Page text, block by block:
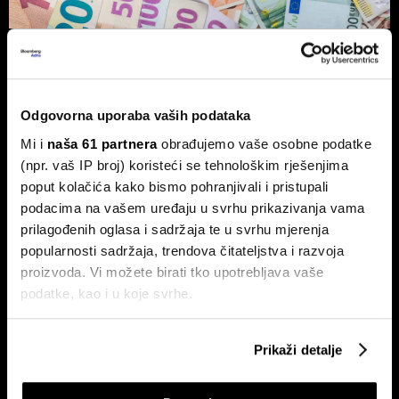
Odgovorna uporaba vaših podataka
Mi i naša 61 partneraobrađujemo vaše osobne podatke
(npr. vaš IP broj) koristeći se tehnološkim rješenjima
poput kolačića kako bismo pohranjivali i pristupali
podacima na vašem uređaju u svrhu prikazivanja vama
prilagođenih oglasa i sadržaja te u svrhu mjerenja
popularnosti sadržaja, trendova čitateljstva i razvoja
proizvoda. Vi možete birati tko upotrebljava vaše
podatke, kao i u koje svrhe.
Prikupljati podatke o vašoj geografskoj lokaciji,
koji mogu biti precizni do radijusa od nekoliko metara
Prikaži detalje
Vlasnik Magazinske kleti izdaje
obveznice - centraliziranom
Tvrtka Superior Ugostiteljstvo izdaje trogodišnje
obveznice vrijedne 1,5 milijuna eura, više od milijun eura
ulažu u sustav centralizirane pripreme hrane.
oblikovati budućnost logistike u